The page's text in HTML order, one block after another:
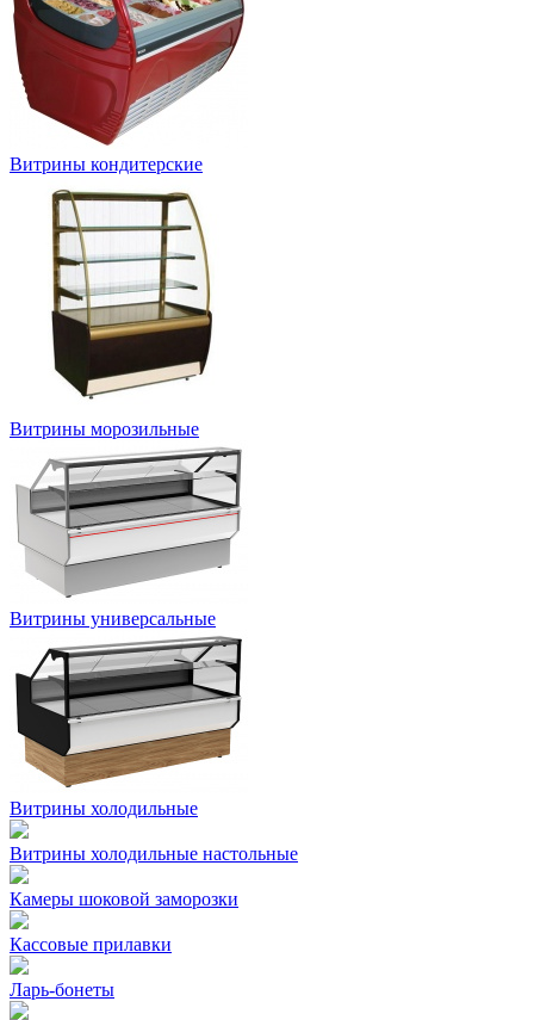
Витрины кондитерские
Витрины морозильные
Витрины универсальные
Витрины холодильные
Витрины холодильные настольные
Камеры шоковой заморозки
Кассовые прилавки
Ларь-бонеты